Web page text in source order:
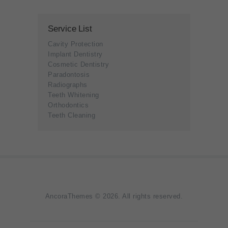
Service List
Cavity Protection
Implant Dentistry
Cosmetic Dentistry
Paradontosis
Radiographs
Teeth Whitening
Orthodontics
Teeth Cleaning
AncoraThemes © 2026. All rights reserved.